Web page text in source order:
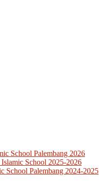
School Palembang 2026
School 2025-2026
School Palembang 2024-2025